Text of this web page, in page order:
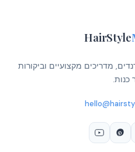
HairStyle
מדריכים מקצועיים וביקורות
כנות.